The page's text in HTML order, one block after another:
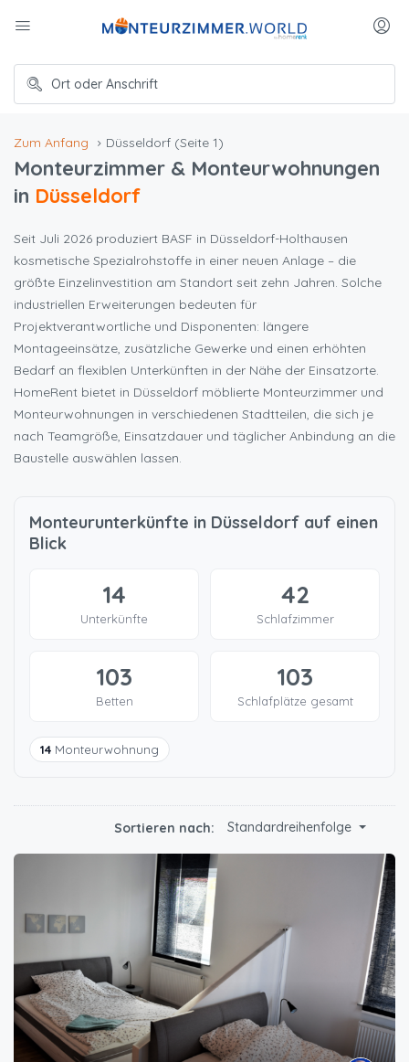
Zum Anfang Düsseldorf (Seite 1)
Monteurzimmer & Monteurwohnungen
in Düsseldorf
Seit Juli 2026 produziert BASF in Düsseldorf-Holthausen
kosmetische Spezialrohstoffe in einer neuen Anlage – die
größte Einzelinvestition am Standort seit zehn Jahren. Solche
industriellen Erweiterungen bedeuten für
Projektverantwortliche und Disponenten: längere
Montageeinsätze, zusätzliche Gewerke und einen erhöhten
Bedarf an flexiblen Unterkünften in der Nähe der Einsatzorte.
HomeRent bietet in Düsseldorf möblierte Monteurzimmer und
Monteurwohnungen in verschiedenen Stadtteilen, die sich je
nach Teamgröße, Einsatzdauer und täglicher Anbindung an die
Baustelle auswählen lassen.
Monteurunterkünfte in Düsseldorf auf einen
Blick
14
Unterkünfte
42
Schlafzimmer
103
Betten
103
Schlafplätze gesamt
14 Monteurwohnung
Sortieren nach: Standardreihenfolge